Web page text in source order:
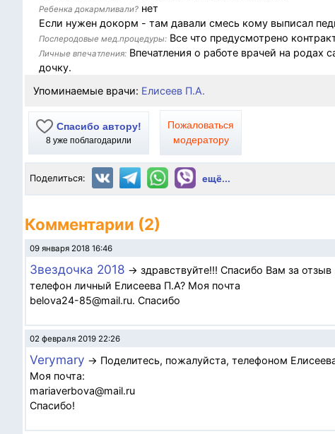
Ребенка докармливали? нет
Если нужен докорм - там давали смесь кому выписал
Послеродовые мед.процедуры: Все что предусмотрено
Личные впечатления: Впечатления о работе врачей на
дочку.
Упоминаемые врачи: Елисеев П.А.
Спасибо автору!
8 уже поблагодарили
Пожаловаться
модератору
Поделиться: ещё...
Комментарии (2)
09 января 2018 16:46
Звездочка 2018 → здравствуйте!!! Спасибо Вам за
телефон личный Елисеева П.А? Моя почта
belova24-85@mail.ru. Cпасибо
02 февраля 2019 22:26
Verymary → Поделитесь, пожалуйста, телефоном
Моя почта:
mariaverbova@mail.ru
Спасибо!